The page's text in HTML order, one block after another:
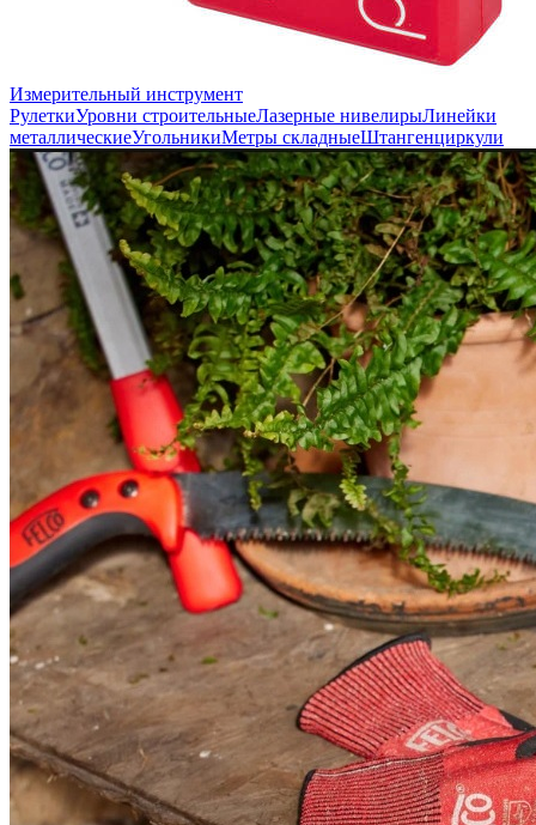
Измерительный инструмент
РулеткиУровни строительныеЛазерные нивелирыЛинейки
металлическиеУгольникиМетры складныеШтангенциркули